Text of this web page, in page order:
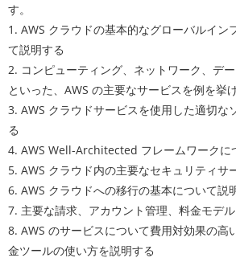
す。
1. AWS クラウドの基本的なグローバルイン
て説明する
2. コンピューティング、ネットワーク、デ
といった、AWS の主要なサービスを例を挙
3. AWS クラウドサービスを使用した適切な
る
4. AWS Well-Architected フレームワークに
5. AWS クラウド内の主要なセキュリティサ
6. AWS クラウドへの移行の基本について説
7. 主要な請求、アカウント管理、料金モデ
8. AWS のサービスについて費用対効果の高
金ツールの使い方を説明する